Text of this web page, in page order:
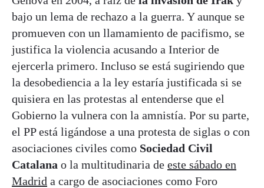
bajo un lema de rechazo a la guerra. Y aunque se
promueven con un llamamiento de pacifismo, se
justifica la violencia acusando a Interior de
ejercerla primero. Incluso se está sugiriendo que
la desobediencia a la ley estaría justificada si se
quisiera en las protestas al entenderse que el
Gobierno la vulnera con la amnistía. Por su parte,
el PP está ligándose a una protesta de siglas o con
asociaciones civiles como Sociedad Civil
Catalana o la multitudinaria de este sábado en
Madrid a cargo de asociaciones como Foro